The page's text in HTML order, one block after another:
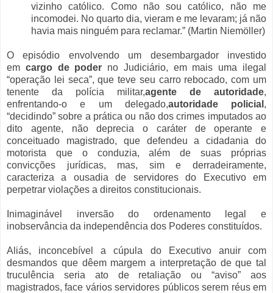
vizinho católico. Como não sou católico, não me
incomodei. No quarto dia, vieram e me levaram; já não
havia mais ninguém para reclamar.” (Martin Niemöller)
O episódio envolvendo um desembargador investido
em cargo de poder no Judiciário, em mais uma ilegal
“operação lei seca”, que teve seu carro rebocado, com um
tenente da polícia militar,agente de autoridade,
enfrentando-o e um delegado,autoridade policial ,
“decidindo” sobre a prática ou não dos crimes imputados ao
dito agente, não deprecia o caráter de operante e
conceituado magistrado, que defendeu a cidadania do
motorista que o conduzia, além de suas próprias
convicções jurídicas, mas, sim e derradeiramente,
caracteriza a ousadia de servidores do Executivo em
perpetrar violações a direitos constitucionais.
Inimaginável inversão do ordenamento legal e
inobservância da independência dos Poderes constituídos.
Aliás, inconcebível a cúpula do Executivo anuir com
desmandos que dêem margem a interpretação de que tal
truculência seria ato de retaliação ou “aviso” aos
magistrados, face vários servidores públicos serem réus em